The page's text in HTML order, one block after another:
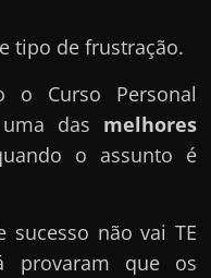
tipo de frustração.
o Curso Personal
das melhores
o assunto é
sucesso não vai TE
provaram que os